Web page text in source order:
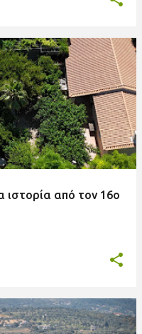
ιστορία από τον 16ο